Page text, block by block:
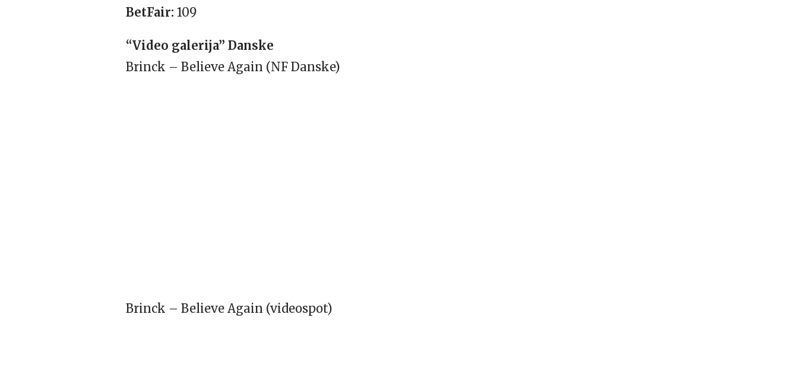
BetFair: 109
“Video galerija” Danske
Brinck – Believe Again (NF Danske)
Brinck – Believe Again (videospot)